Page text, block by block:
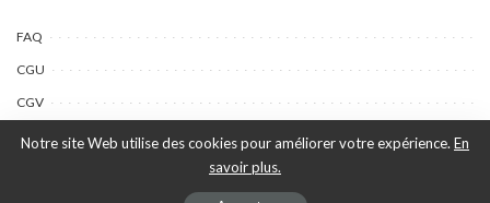
FAQ
CGU
CGV
©Toombow Kids, 2022 - 2024 - Tous droits réservés | Créé par Ewing
Notre site Web utilise des cookies pour améliorer votre expérience. En
savoir plus.